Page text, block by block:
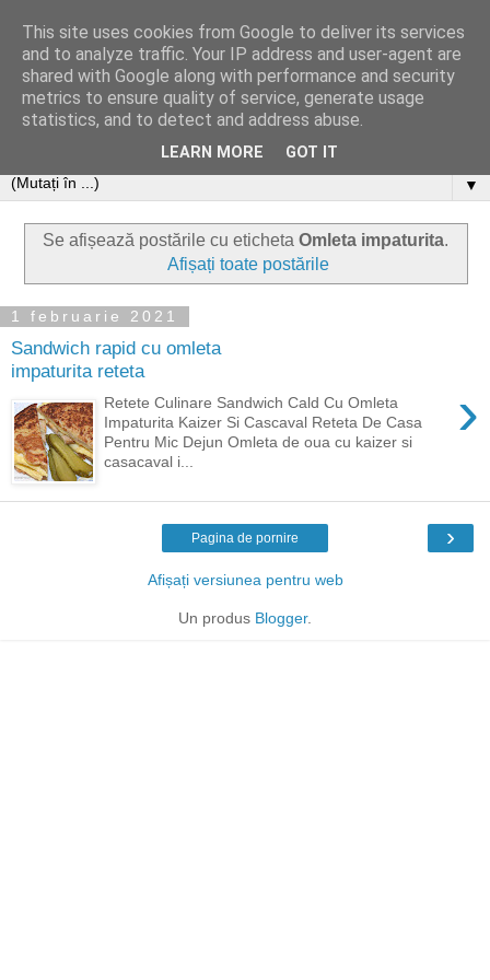
▼
Se afișează postările cu eticheta Omleta impaturita.
Afișați toate postările
1 februarie 2021
Sandwich rapid cu omleta
impaturita reteta
›
Retete Culinare Sandwich Cald Cu Omleta
Impaturita Kaizer Si Cascaval Reteta De Casa
Pentru Mic Dejun Omleta de oua cu kaizer si
casacaval i...
›
Pagina de pornire
Afișați versiunea pentru web
Un produs Blogger.
This site uses cookies from Google to deliver its services
and to analyze traffic. Your IP address and user-agent are
shared with Google along with performance and security
metrics to ensure quality of service, generate usage
statistics, and to detect and address abuse.
LEARN MORE GOT IT